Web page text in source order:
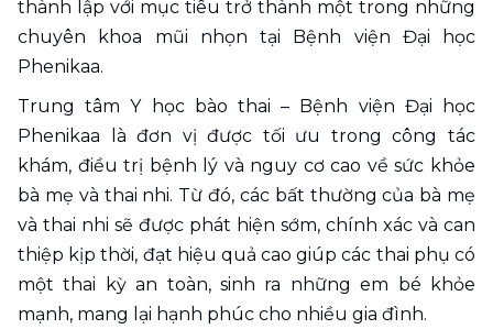
thành lập với mục tiêu trở thành một trong những
chuyên khoa mũi nhọn tại Bệnh viện Đại học
Phenikaa.
Trung tâm Y học bào thai – Bệnh viện Đại học
Phenikaa là đơn vị được tối ưu trong công tác
khám, điều trị bệnh lý và nguy cơ cao về sức khỏe
bà mẹ và thai nhi. Từ đó, các bất thường của bà mẹ
và thai nhi sẽ được phát hiện sớm, chính xác và can
thiệp kịp thời, đạt hiệu quả cao giúp các thai phụ có
một thai kỳ an toàn, sinh ra những em bé khỏe
mạnh, mang lại hạnh phúc cho nhiều gia đình.